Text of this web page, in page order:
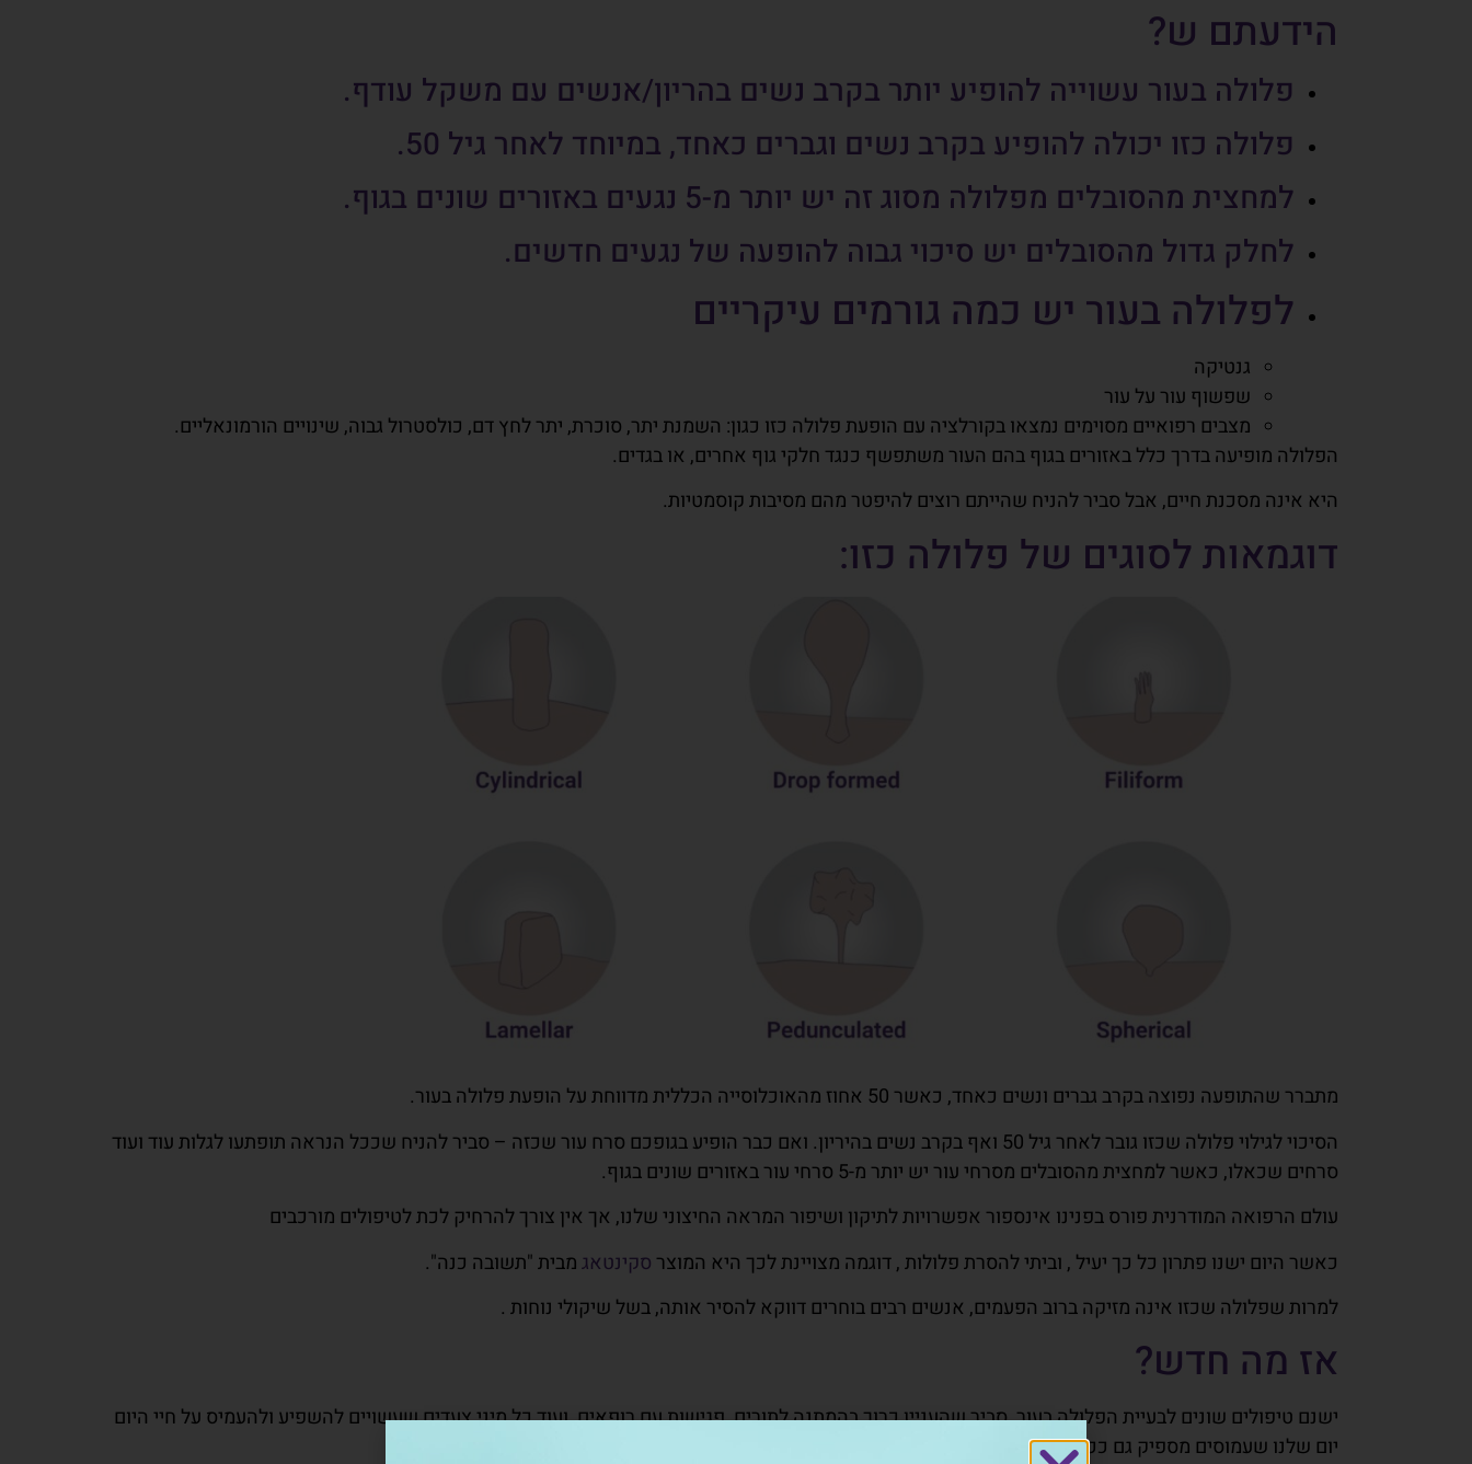
הידעתם ש?
פלולה בעור עשוייה להופיע יותר בקרב נשים בהריון/אנשים עם משקל עודף.
פלולה כזו יכולה להופיע בקרב נשים וגברים כאחד, במיוחד לאחר גיל 50.
למחצית מהסובלים מפלולה מסוג זה יש יותר מ-5 נגעים באזורים שונים בגוף.
לחלק גדול מהסובלים יש סיכוי גבוה להופעה של נגעים חדשים.
לפלולה בעור יש כמה גורמים עיקריים
גנטיקה
שפשוף עור על עור
מצבים רפואיים מסוימים נמצאו בקורלציה עם הופעת פלולה כזו כגון: השמנת יתר, סוכרת, יתר לחץ דם, כולסטרול גבוה, שינויים הורמונאליים.
הפלולה מופיעה בדרך כלל באזורים בגוף בהם העור משתפשף כנגד חלקי גוף אחרים, או בגדים.
היא אינה מסכנת חיים, אבל סביר להניח שהייתם רוצים להיפטר מהם מסיבות קוסמטיות.
דוגמאות לסוגים של פלולה כזו:
מתברר שהתופעה נפוצה בקרב גברים ונשים כאחד, כאשר 50 אחוז מהאוכלוסייה הכללית מדווחת על הופעת פלולה בעור.
הסיכוי לגילוי פלולה שכזו גובר לאחר גיל 50 ואף בקרב נשים בהיריון. ואם כבר הופיע בגופכם סרח עור שכזה – סביר להניח שככל הנראה תופתעו לגלות עוד ועוד
סרחים שכאלו, כאשר למחצית מהסובלים מסרחי עור יש יותר מ-5 סרחי עור באזורים שונים בגוף.
עולם הרפואה המודרנית פורס בפנינו אינספור אפשרויות לתיקון ושיפור המראה החיצוני שלנו, אך אין צורך להרחיק לכת לטיפולים מורכבים
כאשר היום ישנו פתרון כל כך יעיל , וביתי להסרת פלולות , דוגמה מצויינת לכך היא המוצר סקינטאגמבית "תשובה כנה".
למרות שפלולה שכזו אינה מזיקה ברוב הפעמים, אנשים רבים בוחרים דווקא להסיר אותה, בשל שיקולי נוחות .
אז מה חדש?
ישנם טיפולים שונים לבעיית הפלולה בעור, סביר שהעניין כרוך בהמתנה לתורים, פגישות עם רופאים, ועוד כל מיני צעדים שעשויים להשפיע ולהעמיס על חיי היום
יום שלנו שעמוסים מספיק גם ככה.